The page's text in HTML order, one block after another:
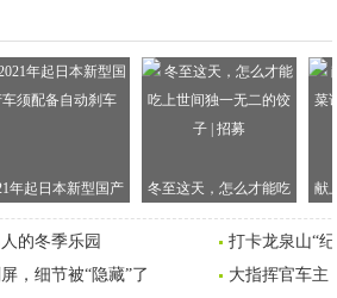
年起日本新型国产
须配备自动刹车
冬至这天，怎么才能吃
上世间独一无二的饺子 |
招募
献
谱
的冬季乐园
打卡龙泉山“
，细节被“隐藏”了
大指挥官车主